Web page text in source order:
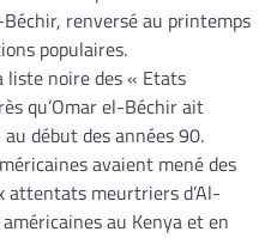
renversé au printemps
populaires.
liste noire des « Etats
qu’Omar el-Béchir ait
début des années 90.
avaient mené des
attentats meurtriers d’Al-
au Kenya et en